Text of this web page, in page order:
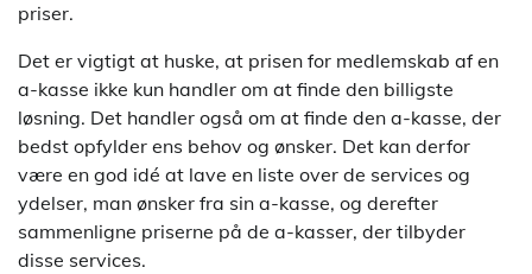
priser.
Det er vigtigt at huske, at prisen for medlemskab af en
a-kasse ikke kun handler om at finde den billigste
løsning. Det handler også om at finde den a-kasse, der
bedst opfylder ens behov og ønsker. Det kan derfor
være en god idé at lave en liste over de services og
ydelser, man ønsker fra sin a-kasse, og derefter
sammenligne priserne på de a-kasser, der tilbyder
disse services.